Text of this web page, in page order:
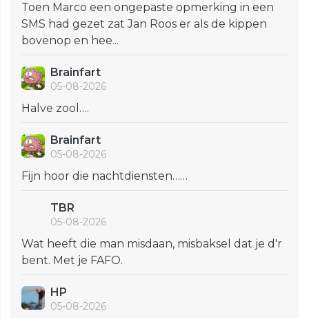
Toen Marco een ongepaste opmerking in een
SMS had gezet zat Jan Roos er als de kippen
bovenop en hee...
Brainfart
05-08-2026
Halve zool….
Brainfart
05-08-2026
Fijn hoor die nachtdiensten……
TBR
05-08-2026
Wat heeft die man misdaan, misbaksel dat je d'r
bent. Met je FAFO.
HP
05-08-2026